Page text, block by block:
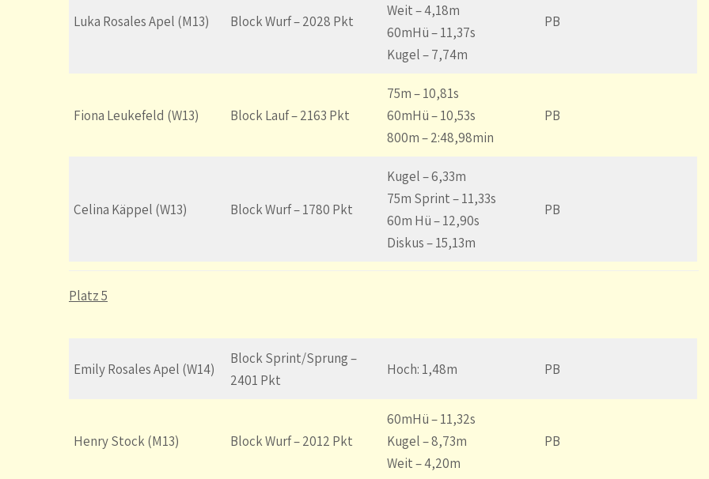
Luka Rosales Apel (M13) Block Wurf – 2028 Pkt
Weit – 4,18m
60mHü – 11,37s
Kugel – 7,74m
PB
Fiona Leukefeld (W13) Block Lauf – 2163 Pkt
75m – 10,81s
60mHü – 10,53s
800m – 2:48,98min
PB
Celina Käppel (W13) Block Wurf – 1780 Pkt
Kugel – 6,33m
75m Sprint – 11,33s
60m Hü – 12,90s
Diskus – 15,13m
PB
Platz 5
Emily Rosales Apel (W14)
Block Sprint/Sprung –
2401 Pkt
Hoch: 1,48m PB
Henry Stock (M13) Block Wurf – 2012 Pkt
60mHü – 11,32s
Kugel – 8,73m
Weit – 4,20m
PB